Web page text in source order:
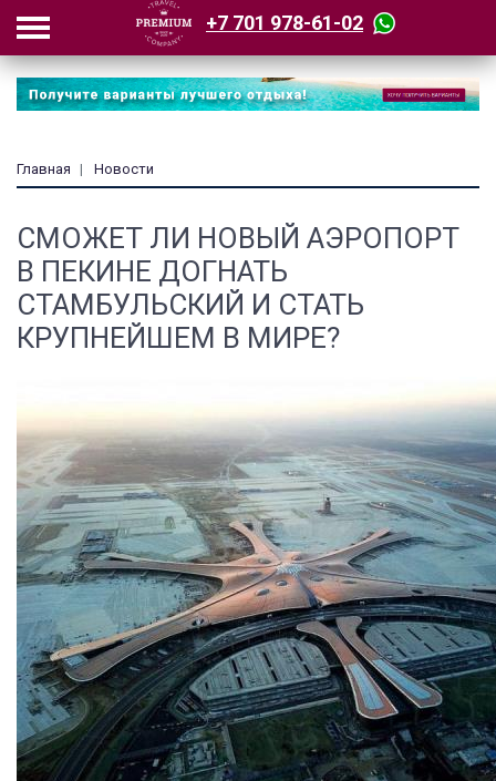
+7 701 978-61-02
Главная Новости
СМОЖЕТ ЛИ НОВЫЙ АЭРОПОРТ
В ПЕКИНЕ ДОГНАТЬ
СТАМБУЛЬСКИЙ И СТАТЬ
КРУПНЕЙШЕМ В МИРЕ?